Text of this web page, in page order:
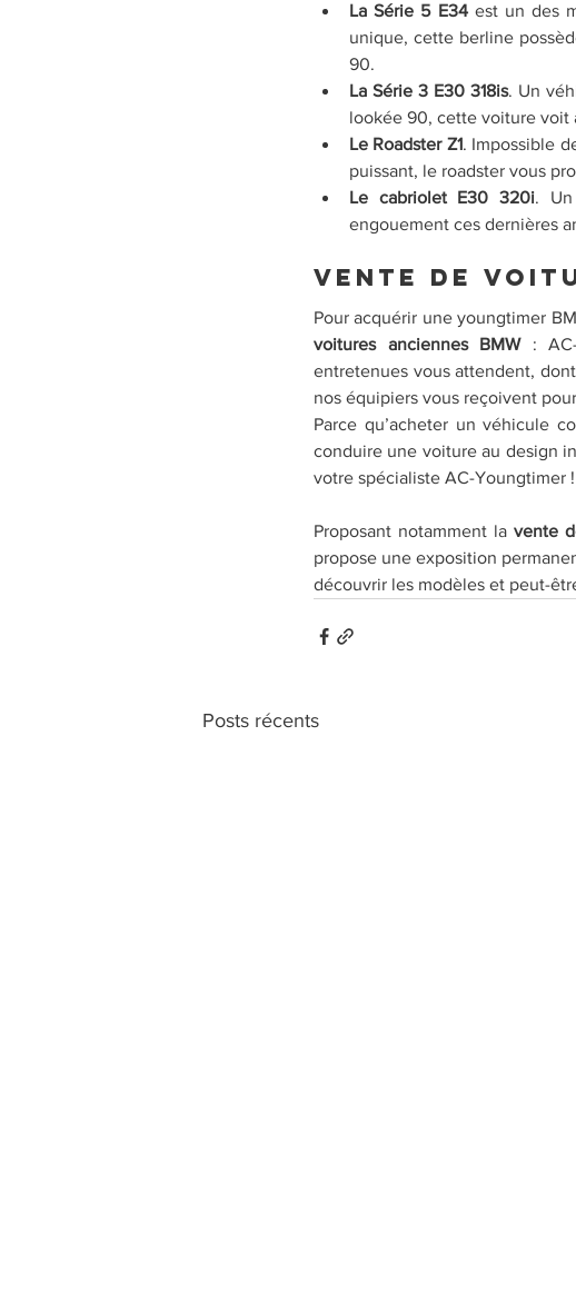
La Série 5 E34 est un des
unique, cette berline
90.
La Série 3 E30 318is. Un
lookée 90, cette voiture voit
Le Roadster Z1. Impossible
puissant, le roadster vous
Le cabriolet E30 320i. Un
engouement ces dernières
Vente de
Pour acquérir une youngtimer
voitures anciennes BMW : AC-
entretenues vous attendent,
nos équipiers vous reçoivent
Parce qu’acheter un véhicule
conduire une voiture au design
votre spécialiste AC-Youngtimer !
Proposant notamment la vente
propose une exposition
découvrir les modèles et peut-
Posts récents